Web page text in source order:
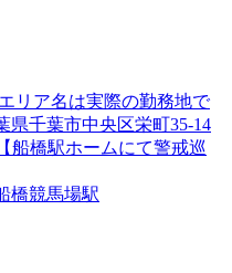
リア名は実際の勤務地で
県千葉市中央区栄町35-14
船橋駅ホームにて警戒巡
橋競馬場駅